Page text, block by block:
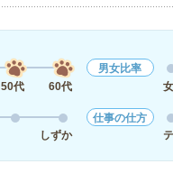
50代 60代
男女比率
しずか
仕事の仕方